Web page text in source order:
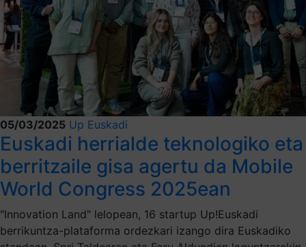
05/03/2025 Up Euskadi
Euskadi herrialde teknologiko eta
berritzaile gisa agertu da Mobile
World Congress 2025ean
"Innovation Land" lelopean, 16 startup Up!Euskadi
berrikuntza-plataforma ordezkari izango dira Euskadiko